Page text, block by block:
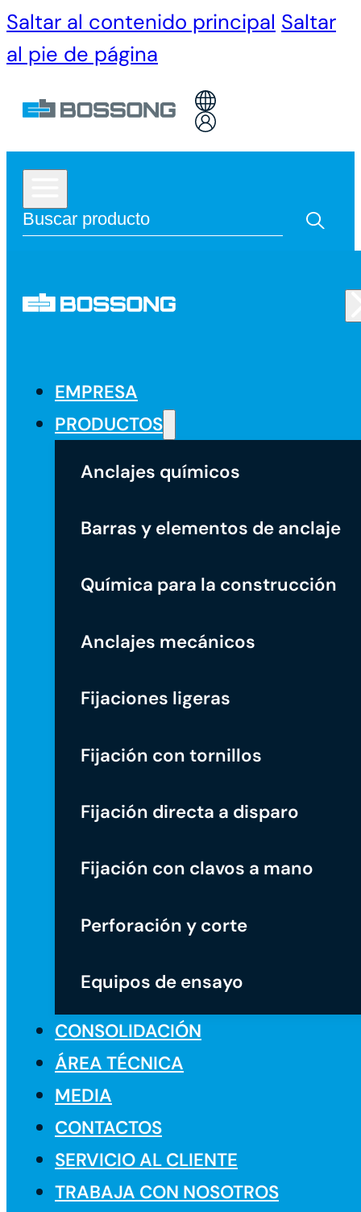
Saltar al contenido principal Saltar
al pie de página
EMPRESA
PRODUCTOS
Anclajes químicos
Barras y elementos de anclaje
Química para la construcción
Anclajes mecánicos
Fijaciones ligeras
Fijación con tornillos
Fijación directa a disparo
Fijación con clavos a mano
Perforación y corte
Equipos de ensayo
CONSOLIDACIÓN
ÁREA TÉCNICA
MEDIA
CONTACTOS
SERVICIO AL CLIENTE
TRABAJA CON NOSOTROS